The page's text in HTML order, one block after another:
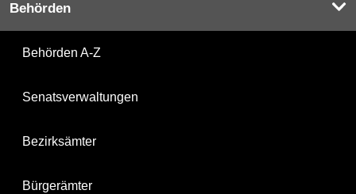
Behörden
Behörden A-Z
Senatsverwaltungen
Bezirksämter
Bürgerämter